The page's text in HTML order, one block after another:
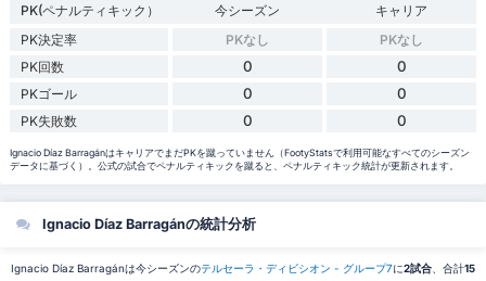
PK(ペナルティキック） 今シーズン
キャリア
PK決定率
PKなし
PKなし
PK回数
0 0
PKゴール 0 0
PK失敗数 0 0
Ignacio Díaz BarragánはキャリアでまだPKを蹴っていません（FootyStatsで利用可能なすべてのシーズン
データに基づく）。公式の試合でペナルティキックを蹴ると、ペナルティキック統計が更新されます。
Ignacio Díaz Barragánの統計分析
Ignacio Díaz Barragánは今シーズンのテルセーラ・ディビシオン - グループ7に2試合、合計15